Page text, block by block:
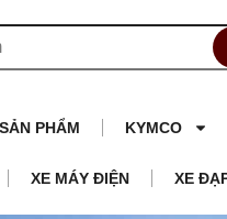
PHẨM KYMCO
XE MÁY ĐIỆN XE